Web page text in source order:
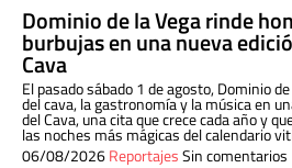
Dominio de la Vega rinde
burbujas en una nueva
Cava
El pasado sábado 1 de agosto, Dominio
del cava, la gastronomía y la música en
del Cava, una cita que crece cada año y
las noches más mágicas del calendario
06/08/2026ReportajesSin comentarios